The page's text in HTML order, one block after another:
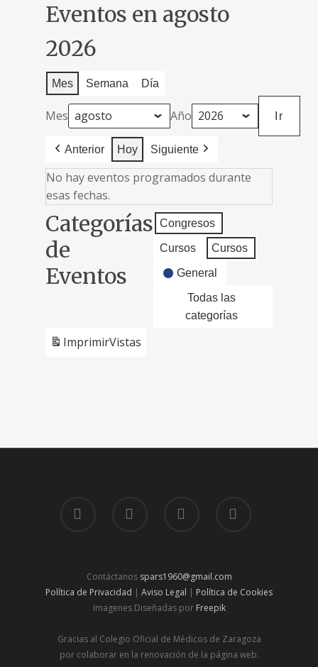
Eventos en agosto
2026
Mes Semana Día
Mes Año
Anterior Hoy Siguiente
No hay eventos programados durante
esas fechas.
Categorías
de
Eventos
Congresos
Cursos Cursos
General
Todas las
categorías
ImprimirVistas
Contáctanos spars1960@gmail.com
Política de Privacidad | Aviso Legal | Política de Cookies
Imagenes Diseñadas por Freepik
Gracias al Colegio Oficial de Médicos de Zaragoza
por colaborar en la renovación de la página web.